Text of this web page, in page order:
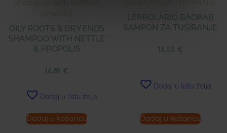
OILY ROOTS & DRY ENDS
SHAMPOO WITH NETTLE
& PROPOLIS
16,89 €
Dodaj u listu želja
Dodaj u košaricu
LERBOLARIO BAOBAB
ŠAMPON ZA TUŠIRANJE
16,55 €
Dodaj u listu želja
Dodaj u košaricu